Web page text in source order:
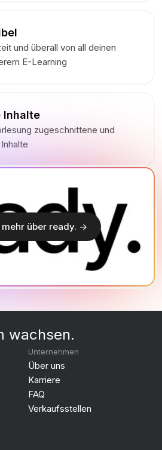
und überall von all deinen
E-Learning
Inhalte
zugeschnittene und
über ready. ->
wachsen.
Unternehmen
Über uns
Karriere
FAQ
Verkaufsstellen